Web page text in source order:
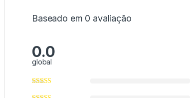
Baseado em 0 avaliação
0.0
global